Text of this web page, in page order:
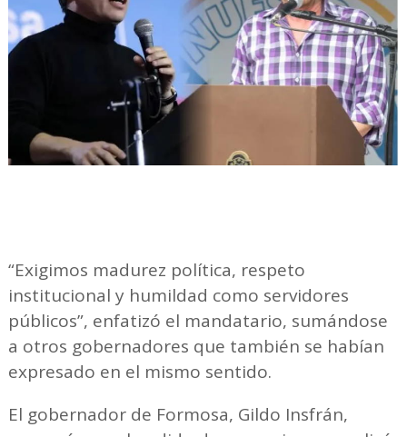
“Exigimos madurez política, respeto
institucional y humildad como servidores
públicos”, enfatizó el mandatario, sumándose
a otros gobernadores que también se habían
expresado en el mismo sentido.
El gobernador de Formosa, Gildo Insfrán,